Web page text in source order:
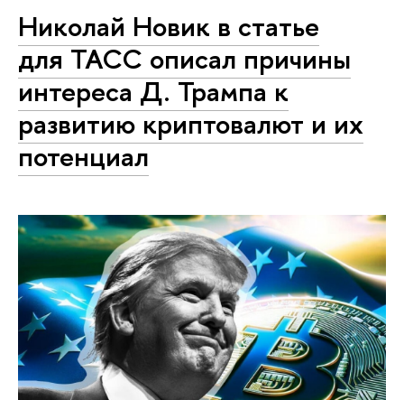
Николай Новик в статье
для ТАСС описал причины
интереса Д. Трампа к
развитию криптовалют и их
потенциал